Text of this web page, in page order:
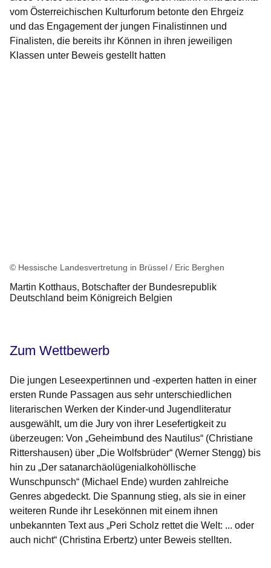
vom Österreichischen Kulturforum betonte den Ehrgeiz
und das Engagement der jungen Finalistinnen und
Finalisten, die bereits ihr Können in ihren jeweiligen
Klassen unter Beweis gestellt hatten
© Hessische Landesvertretung in Brüssel / Eric Berghen
Martin Kotthaus, Botschafter der Bundesrepublik
Deutschland beim Königreich Belgien
Zum Wettbewerb
Die jungen Leseexpertinnen und -experten hatten in einer
ersten Runde Passagen aus sehr unterschiedlichen
literarischen Werken der Kinder-und Jugendliteratur
ausgewählt, um die Jury von ihrer Lesefertigkeit zu
überzeugen: Von „Geheimbund des Nautilus“ (Christiane
Rittershausen) über „Die Wolfsbrüder“ (Werner Stengg) bis
hin zu „Der satanarchäolügenialkohöllische
Wunschpunsch“ (Michael Ende) wurden zahlreiche
Genres abgedeckt. Die Spannung stieg, als sie in einer
weiteren Runde ihr Lesekönnen mit einem ihnen
unbekannten Text aus „Peri Scholz rettet die Welt: ... oder
auch nicht“ (Christina Erbertz) unter Beweis stellten.